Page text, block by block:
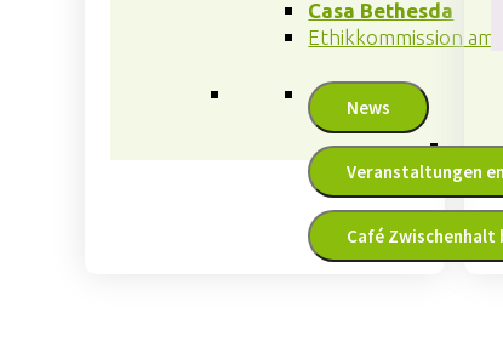
Casa Bethesda
Ethikkommission am
News
Veranstaltungen
Café Zwischenhalt